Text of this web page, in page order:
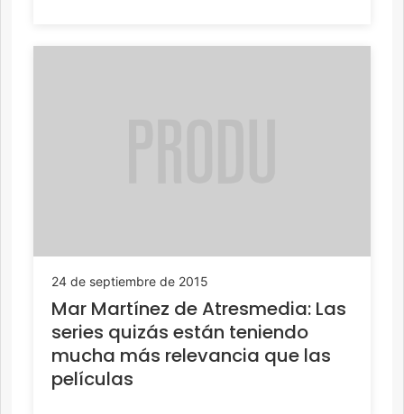
24 de septiembre de 2015
Mar Martínez de Atresmedia: Las
series quizás están teniendo
mucha más relevancia que las
películas